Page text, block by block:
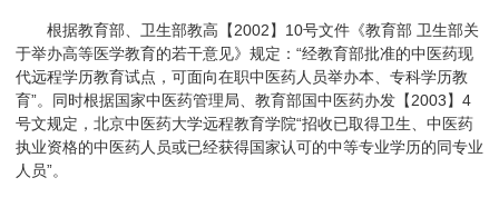
根据教育部、卫生部教高【2002】10号文件《教育部 卫生部关
于举办高等医学教育的若干意见》规定：“经教育部批准的中医药现
代远程学历教育试点，可面向在职中医药人员举办本、专科学历教
育”。同时根据国家中医药管理局、教育部国中医药办发【2003】4
号文规定，北京中医药大学远程教育学院“招收已取得卫生、中医药
执业资格的中医药人员或已经获得国家认可的中等专业学历的同专业
人员”。